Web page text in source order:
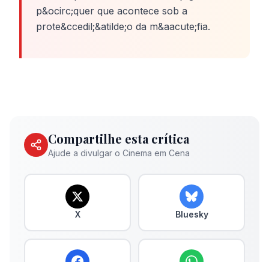
p&ocirc;quer que acontece sob a
prote&ccedil;&atilde;o da m&aacute;fia.
Compartilhe esta crítica
Ajude a divulgar o Cinema em Cena
X Bluesky